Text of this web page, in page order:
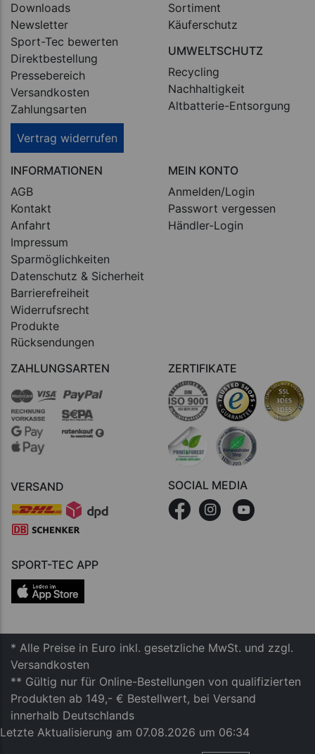
Downloads
Newsletter
Sport-Tec bewerten
Direktbestellung
Pressebereich
Versandkosten
Zahlungsarten
Vertrag widerrufen
Sortiment
Käuferschutz
UMWELTSCHUTZ
Recycling
Nachhaltigkeit
Altbatterie-Entsorgung
INFORMATIONEN
AGB
Kontakt
Anfahrt
Impressum
Sparmöglichkeiten
Datenschutz & Sicherheit
Barrierefreiheit
Widerrufsrecht
Produkte
Rücksendungen
MEIN KONTO
Anmelden/Login
Passwort vergessen
Händler-Login
ZAHLUNGSARTEN
VERSAND
ZERTIFIKATE
SOCIAL MEDIA
SPORT-TEC APP
* Alle Preise in Euro inkl. gesetzliche MwSt. und zzgl.
Versandkosten
** Gültig nur für Online-Bestellungen von qualifizierten
Produkten ab 149,- € Bestellwert, bei Versand
innerhalb Deutschlands
Letzte Aktualisierung am 07.08.2026 um 06:34